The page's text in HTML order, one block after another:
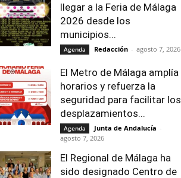
llegar a la Feria de Málaga
2026 desde los
municipios...
Agenda Redacción - agosto 7, 2026
El Metro de Málaga amplía
horarios y refuerza la
seguridad para facilitar los
desplazamientos...
Agenda Junta de Andalucía -
agosto 7, 2026
El Regional de Málaga ha
sido designado Centro de